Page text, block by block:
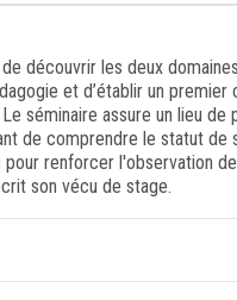
découvrir les deux
et d’établir un
séminaire assure un lieu de
de comprendre le statut de
renforcer l'observation
son vécu de stage.